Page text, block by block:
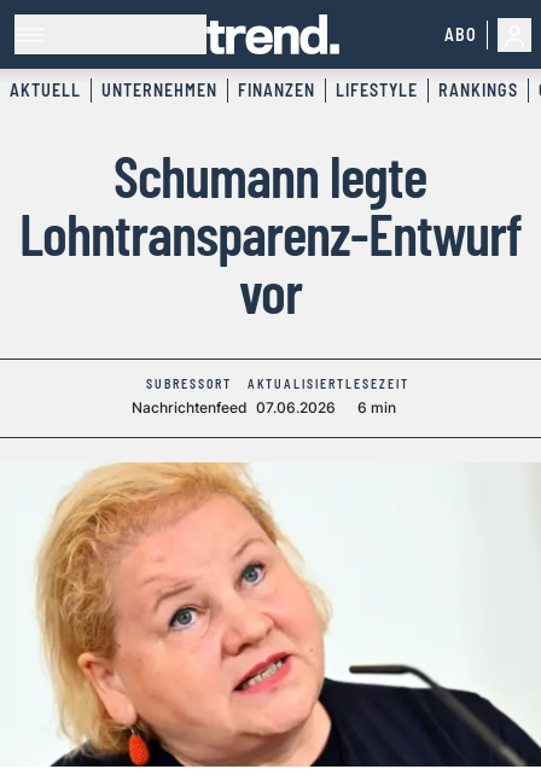
ABO
AKTUELL UNTERNEHMEN FINANZEN LIFESTYLE RANKINGS
Schumann legte
Lohntransparenz-Entwurf
vor
SUBRESSORT
Nachrichtenfeed
AKTUALISIERT
07.06.2026
LESEZEIT
6 min